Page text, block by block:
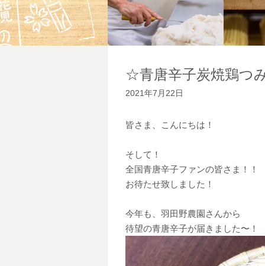
☆青唐辛子炭焼鶏つ
2021年7月22日
皆さま、こんにちは！
そして！
全国青唐辛子ファンの皆さま！！
お待たせ致しました！
今年も、羽田野農園さんから
待望の青唐辛子が届きました〜！